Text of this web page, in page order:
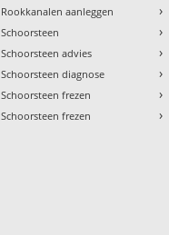
Rookkanalen aanleggen
Schoorsteen
Schoorsteen advies
Schoorsteen diagnose
Schoorsteen frezen
Schoorsteen frezen
›
›
›
›
›
›